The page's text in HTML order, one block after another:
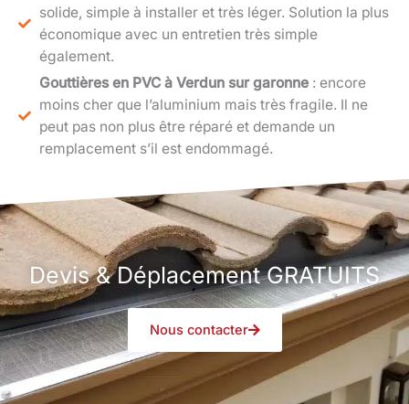
solide, simple à installer et très léger. Solution la plus
économique avec un entretien très simple
également.
Gouttières en PVC à Verdun sur garonne : encore
moins cher que l’aluminium mais très fragile. Il ne
peut pas non plus être réparé et demande un
remplacement s’il est endommagé.
Devis & Déplacement GRATUITS
Nous contacter